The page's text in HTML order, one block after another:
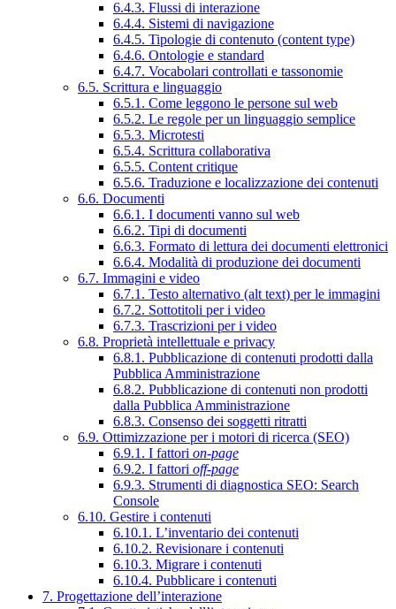
6.4.3. Flussi di interazione
6.4.4. Sistemi di navigazione
6.4.5. Tipologie di contenuto (content type)
6.4.6. Ontologie e standard
6.4.7. Vocabolari controllati e tassonomie
6.5. Scrittura e linguaggio
6.5.1. Come leggono le persone sul web
6.5.2. Le regole per un linguaggio semplice
6.5.3. Microtesti
6.5.4. Scrittura collaborativa
6.5.5. Content critique
6.5.6. Traduzione e localizzazione dei contenuti
6.6. Documenti
6.6.1. I documenti vanno sul web
6.6.2. Tipi di documenti
6.6.3. Formato di lettura dei documenti elettronici
6.6.4. Modalità di produzione dei documenti
6.7. Immagini e video
6.7.1. Testo alternativo (alt text) per le immagini
6.7.2. Sottotitoli per i video
6.7.3. Trascrizioni per i video
6.8. Proprietà intellettuale e privacy
6.8.1. Pubblicazione di contenuti prodotti dalla
Pubblica Amministrazione
6.8.2. Pubblicazione di contenuti non prodotti
dalla Pubblica Amministrazione
6.8.3. Consenso dei soggetti ritratti
6.9. Ottimizzazione per i motori di ricerca (SEO)
6.9.1. I fattori on-page
6.9.2. I fattori off-page
6.9.3. Strumenti di diagnostica SEO: Search
Console
6.10. Gestire i contenuti
6.10.1. L’inventario dei contenuti
6.10.2. Revisionare i contenuti
6.10.3. Migrare i contenuti
6.10.4. Pubblicare i contenuti
7. Progettazione dell’interazione